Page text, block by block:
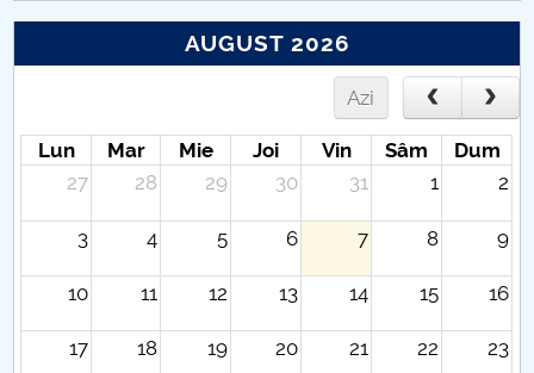
AUGUST 2026
Azi
Lun Mar Mie Joi Vin Sâm
Dum
27
28 29 30 31 1 2
3 4 5 6 7 8 9
10 11 12 13 14 15 16
17 18 19 20 21 22 23